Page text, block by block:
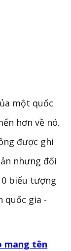
một quốc
hơn về nó.
được ghi
nhưng đối
biểu tượng
quốc gia -
mang tên